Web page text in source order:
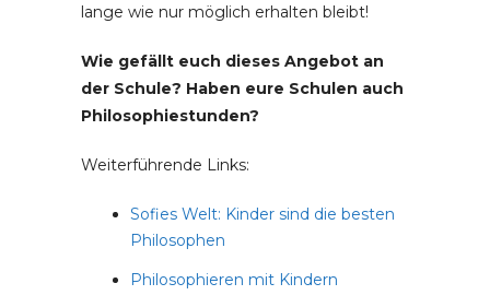
lange wie nur möglich erhalten bleibt!
Wie gefällt euch dieses Angebot an
der Schule? Haben eure Schulen auch
Philosophiestunden?
Weiterführende Links:
Sofies Welt: Kinder sind die besten
Philosophen
Philosophieren mit Kindern